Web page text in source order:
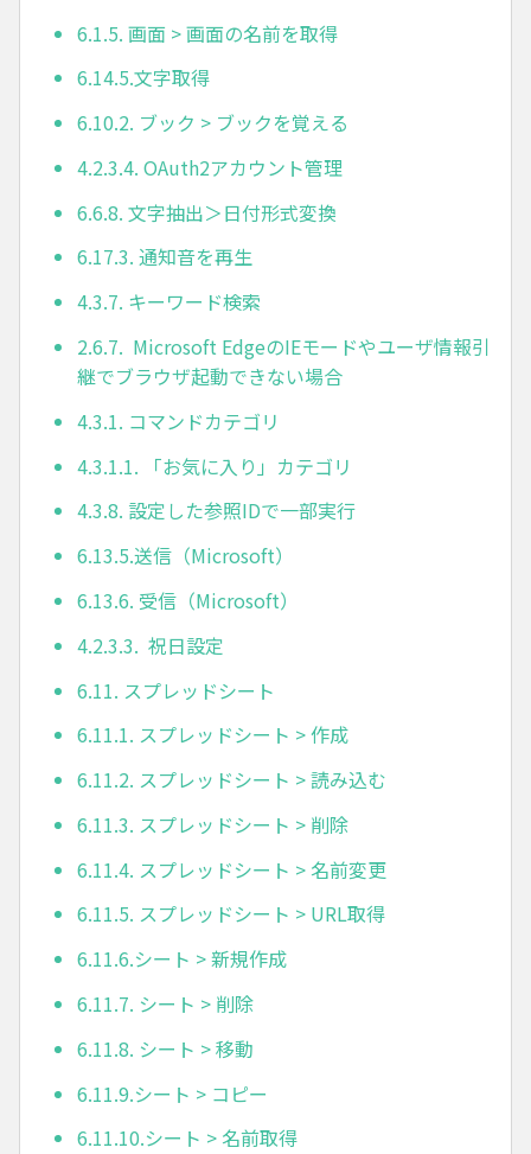
6.1.5. 画面 > 画面の名前を取得
6.14.5.文字取得
6.10.2. ブック > ブックを覚える
4.2.3.4. OAuth2アカウント管理
6.6.8. 文字抽出＞日付形式変換
6.17.3. 通知音を再生
4.3.7. キーワード検索
2.6.7. Microsoft EdgeのIEモードやユーザ情報引
継でブラウザ起動できない場合
4.3.1. コマンドカテゴリ
4.3.1.1. 「お気に入り」カテゴリ
4.3.8. 設定した参照IDで一部実行
6.13.5.送信（Microsoft）
6.13.6. 受信（Microsoft）
4.2.3.3. 祝日設定
6.11. スプレッドシート
6.11.1. スプレッドシート > 作成
6.11.2. スプレッドシート > 読み込む
6.11.3. スプレッドシート > 削除
6.11.4. スプレッドシート > 名前変更
6.11.5. スプレッドシート > URL取得
6.11.6.シート > 新規作成
6.11.7. シート > 削除
6.11.8. シート > 移動
6.11.9.シート > コピー
6.11.10.シート > 名前取得